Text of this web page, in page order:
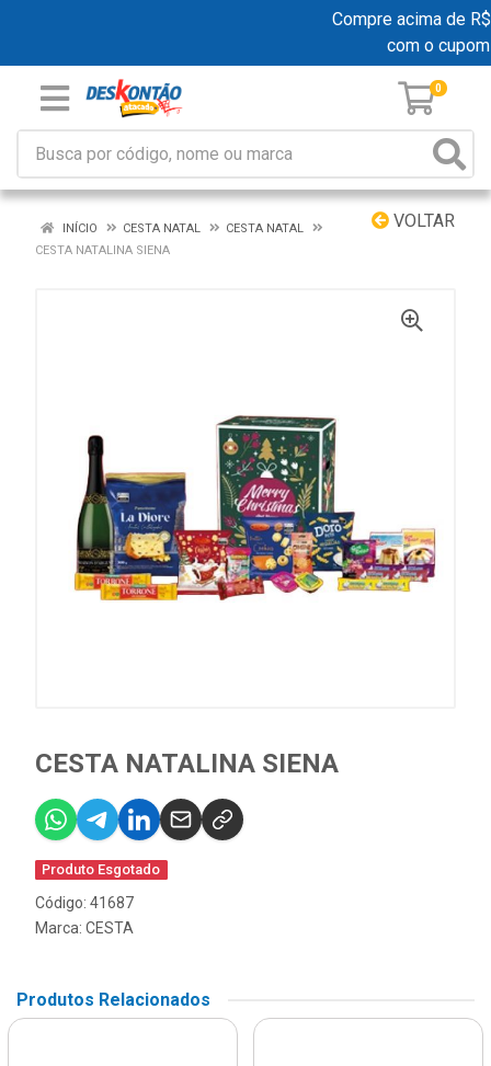
Compre acima de
com o cupom
0
VOLTAR
INÍCIO CESTA NATAL
CESTA NATAL
CESTA NATALINA SIENA
CESTA NATALINA SIENA
Produto Esgotado
Código: 41687
Marca: CESTA
Produtos Relacionados